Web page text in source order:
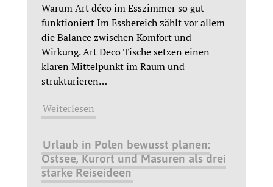
Warum Art déco im Esszimmer so gut
funktioniert Im Essbereich zählt vor allem
die Balance zwischen Komfort und
Wirkung. Art Deco Tische setzen einen
klaren Mittelpunkt im Raum und
strukturieren…
Weiterlesen
Urlaub in Polen bewusst planen:
Ostsee, Kurort und Masuren als drei
starke Reiseideen